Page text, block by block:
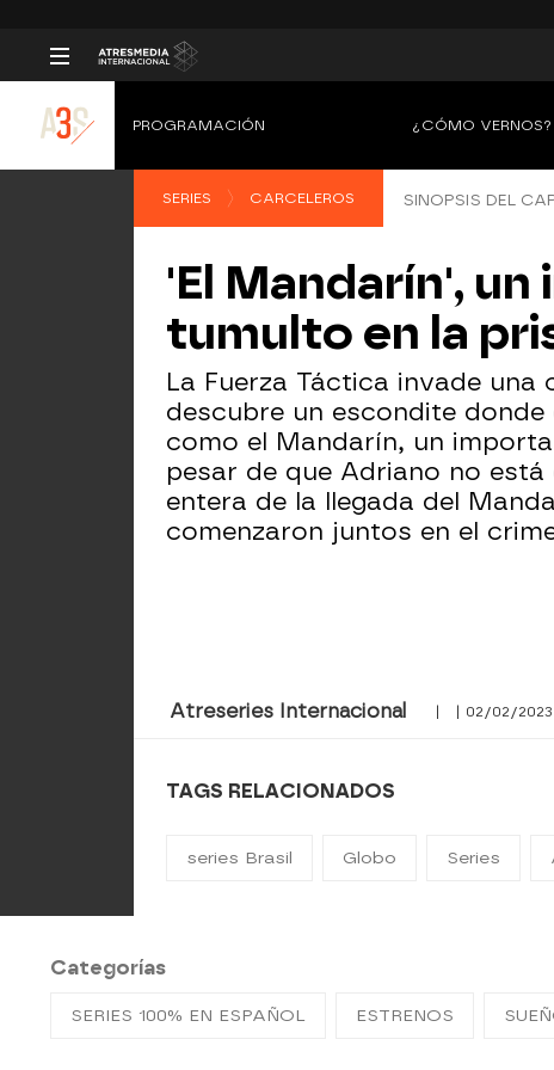
PROGRAMACIÓN ¿CÓMO VERNOS?
SERIES CARCELEROS SINOPSIS DEL
'El Mandarín',
tumulto en la
La Fuerza Táctica invade
descubre un escondite
como el Mandarín, un
pesar de que Adriano no
entera de la llegada del
comenzaron juntos en el
Atreseries Internacional | | 02/02/2023
TAGS RELACIONADOS
series Brasil Globo Series
Categorías
SERIES 100% EN ESPAÑOL ESTRENOS